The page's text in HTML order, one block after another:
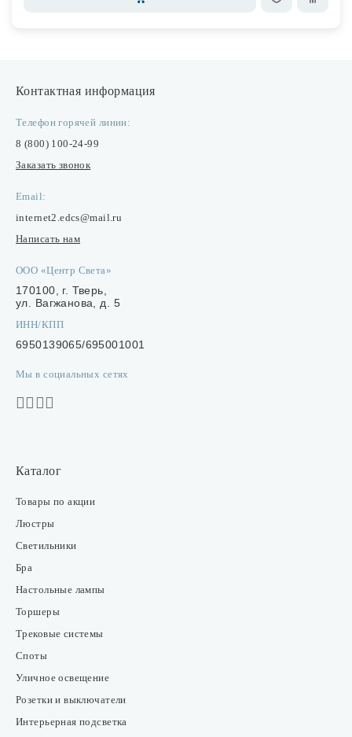
Контактная информация
Телефон горячей линии:
8 (800) 100-24-99
Заказать звонок
Email:
internet2.edcs@mail.ru
Написать нам
ООО «Центр Света»
170100, г. Тверь,
ул. Вагжанова, д. 5
ИНН/КПП
6950139065/695001001
Мы в социальных сетях
Каталог
Товары по акции
Люстры
Светильники
Бра
Настольные лампы
Торшеры
Трековые системы
Споты
Уличное освещение
Розетки и выключатели
Интерьерная подсветка